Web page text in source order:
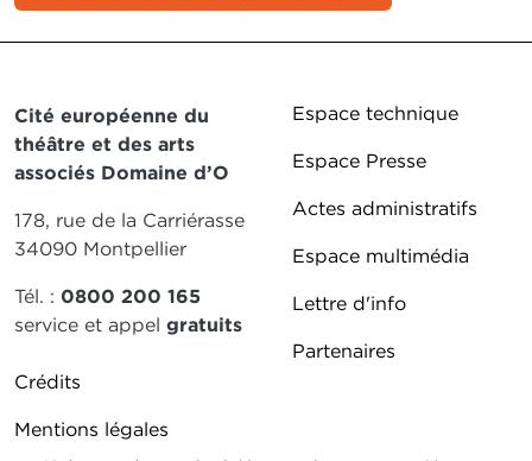
Cité européenne du
théâtre et des arts
associés Domaine d’O
178, rue de la Carriérasse
34090 Montpellier
Tél. : 0800 200 165
service et appel gratuits
Pied de page DDO 2
Crédits
Mentions légales
Pied de page
Espace technique
Espace Presse
Actes administratifs
Espace multimédia
Lettre d'info
Partenaires